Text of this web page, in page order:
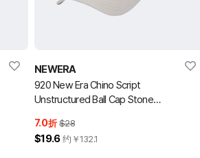
NEWERA
920 New Era Chino Script
Unstructured Ball Cap Stone
7.0折 $28
$19.6 约￥132.1